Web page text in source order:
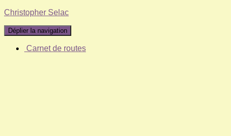
Christopher Selac
Déplier la navigation
Carnet de routes